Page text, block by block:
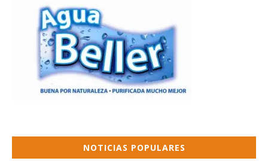
NOTICIAS POPULARES